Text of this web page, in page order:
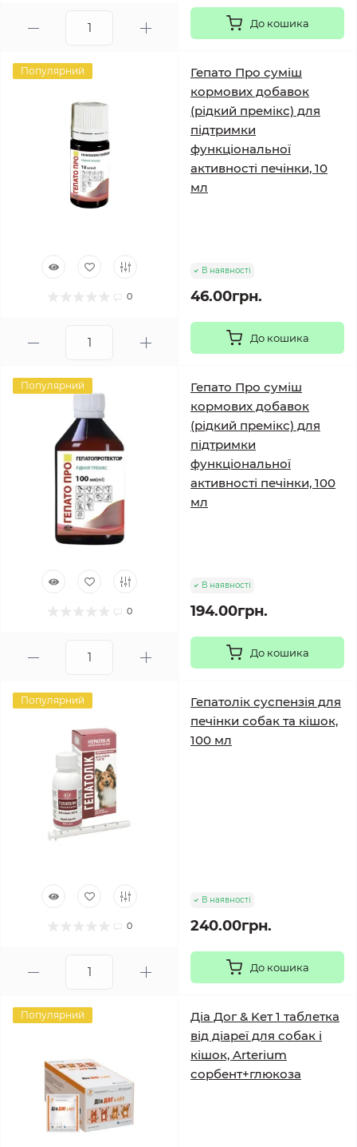
До кошика
Популярний
0
Гепато Про суміш
кормових добавок
(рідкий премікс) для
підтримки
функціональної
активності печінки, 10
мл
В наявності
46.00грн.
До кошика
Популярний
0
Гепато Про суміш
кормових добавок
(рідкий премікс) для
підтримки
функціональної
активності печінки, 100
мл
В наявності
194.00грн.
До кошика
Популярний
0
Гепатолік суспензія для
печінки собак та кішок,
100 мл
В наявності
240.00грн.
До кошика
Популярний
Діа Дог & Keт 1 таблетка
від діареї для собак і
кішок, Arterium
сорбент+глюкоза